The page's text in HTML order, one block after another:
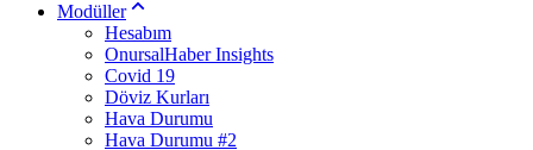
Modüller
Hesabım
OnursalHaber Insights
Covid 19
Döviz Kurları
Hava Durumu
Hava Durumu #2